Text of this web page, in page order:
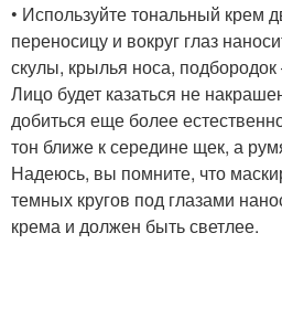
• Используйте тональный крем
переносицу и вокруг глаз
скулы, крылья носа,
Лицо будет казаться не
добиться еще более
тон ближе к середине щек, а
Надеюсь, вы помните, что
темных кругов под глазами
крема и должен быть светлее.